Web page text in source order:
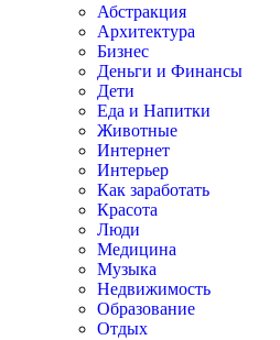
Абстракция
Архитектура
Бизнес
Деньги и Финансы
Дети
Еда и Напитки
Животные
Интернет
Интерьер
Как заработать
Красота
Люди
Медицина
Музыка
Недвижимость
Образование
Отдых